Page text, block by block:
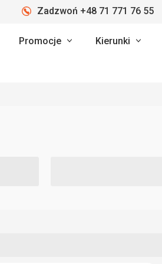
Zadzwoń +48 71 771 76 55
Promocje Kierunki